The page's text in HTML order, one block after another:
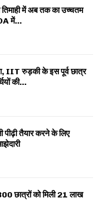
तिमाही में अब तक का उच्चतम
में...
IIT रुड़की के इस पूर्व छात्र
की...
पीढ़ी तैयार करने के लिए
छात्रों को मिली 21 लाख